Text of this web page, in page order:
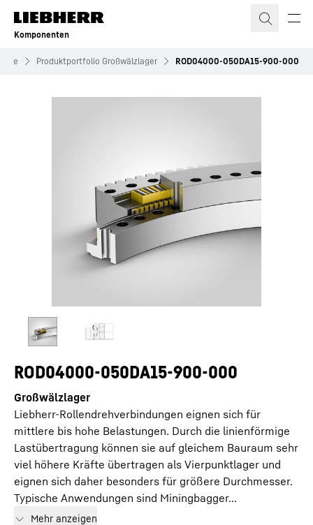
Zum Inhalt springen
Komponenten
Produktportfolio Großwälzlager ROD04000-050DA15-900-000
ROD04000-050DA15-900-000
Großwälzlager
Liebherr-Rollendrehverbindungen eignen sich für
mittlere bis hohe Belastungen. Durch die linienförmige
Lastübertragung können sie auf gleichem Bauraum sehr
viel höhere Kräfte übertragen als Vierpunktlager und
eignen sich daher besonders für größere Durchmesser.
Typische Anwendungen sind Miningbagger...
Mehr anzeigen